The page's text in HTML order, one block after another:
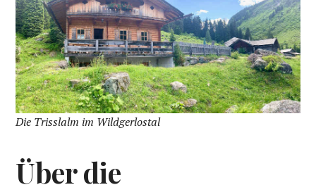
Die Trisslalm im Wildgerlostal
Über die